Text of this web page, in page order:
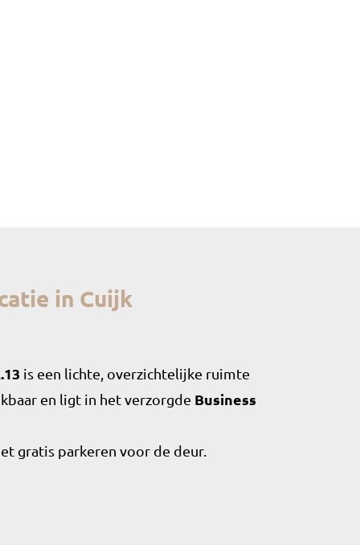
in Cuijk
is een lichte, overzichtelijke ruimte
en ligt in het verzorgde Business
gratis parkeren voor de deur.